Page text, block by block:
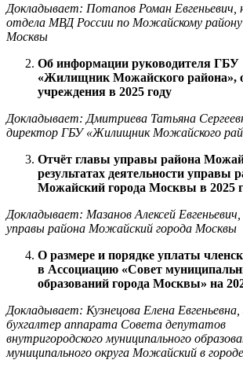
Докладывает: Потапов Роман Евгеньевич,
отдела МВД России по Можайскому району
Москвы
Об информации руководителя ГБУ
«Жилищник Можайского района»,
учреждения в 2025 году
Докладывает: Дмитриева Татьяна
директор ГБУ «Жилищник Можайского
Отчёт главы управы района
результатах деятельности управы
Можайский города Москвы в 2025
Докладывает: Мазанов Алексей Евгеньевич,
управы района Можайский города Москвы
О размере и порядке уплаты
в Ассоциацию «Совет
образований города Москвы» на
Докладывает: Кузнецова Елена Евгеньевна,
бухгалтер аппарата Совета депутатов
внутригородского муниципального
муниципального округа Можайский в